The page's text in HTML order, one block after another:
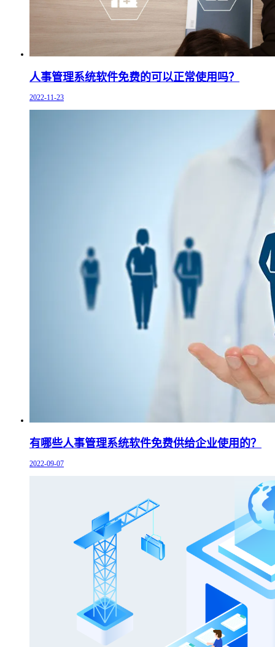
人事管理系统软件免费的可以正常使用吗？
2022-11-23
有哪些人事管理系统软件免费供给企业使用的？
2022-09-07